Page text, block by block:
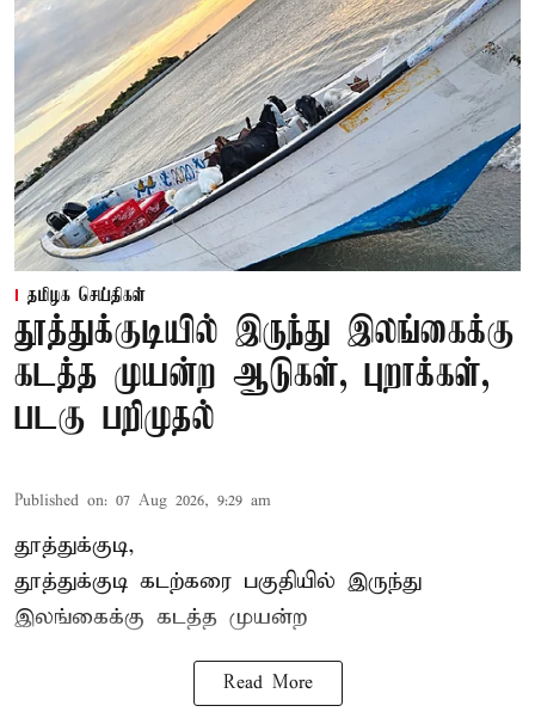
தமிழக செய்திகள்
தூத்துக்குடியில் இருந்து இலங்கைக்கு
கடத்த முயன்ற ஆடுகள், புறாக்கள்,
படகு பறிமுதல்
Published on: 07 Aug 2026, 9:29 am
தூத்துக்குடி,
தூத்துக்குடி கடற்கரை பகுதியில் இருந்து
இலங்கைக்கு கடத்த முயன்ற
Read More